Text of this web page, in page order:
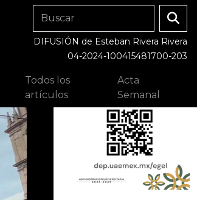
DIFUSIÓN de Esteban Rivera Rivera
04-2024-100415481700-203
Todos los
artículos
Acta
Semanal